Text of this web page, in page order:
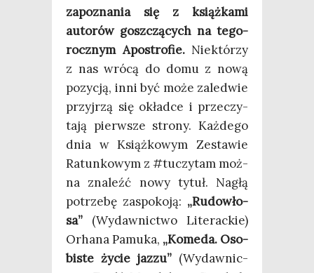
zapo­zna­nia się z książ­ka­mi
auto­rów gosz­czą­cych na tego­
rocz­nym Apo­stro­fie.Nie­któ­rzy
z nas wró­cą do domu z nową
pozy­cją, inni być może zale­d­wie
przyj­rzą się okład­ce i prze­czy­
ta­ją pierw­sze stro­ny. Każ­de­go
dnia w Książ­ko­wym Zesta­wie
Ratun­ko­wym z #tuczy­tam moż­
na zna­leźć nowy tytuł. Nagłą
potrze­bę zaspo­ko­ją: „Rudo­wło­
sa” (Wydaw­nic­two Lite­rac­kie)
Orha­na Pamu­ka, „Kome­da. Oso­
bi­ste życie jaz­zu” (Wydaw­nic­